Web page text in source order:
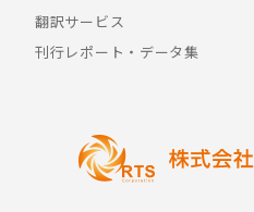
翻訳サービス
刊行レポート・データ集